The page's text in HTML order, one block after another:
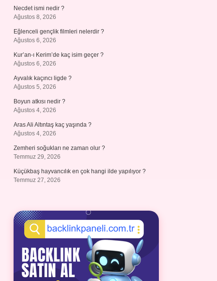
Necdet ismi nedir ?
Ağustos 8, 2026
Eğlenceli gençlik filmleri nelerdir ?
Ağustos 6, 2026
Kur’an-ı Kerim’de kaç isim geçer ?
Ağustos 6, 2026
Ayvalık kaçıncı ligde ?
Ağustos 5, 2026
Boyun atkısı nedir ?
Ağustos 4, 2026
Aras Ali Altıntaş kaç yaşında ?
Ağustos 4, 2026
Zemheri soğukları ne zaman olur ?
Temmuz 29, 2026
Küçükbaş hayvancılık en çok hangi ilde yapılıyor ?
Temmuz 27, 2026